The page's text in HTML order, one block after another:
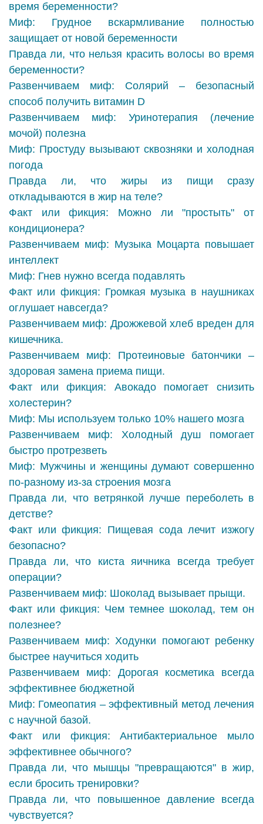
время беременности?
Миф: Грудное вскармливание полностью
защищает от новой беременности
Правда ли, что нельзя красить волосы во время
беременности?
Развенчиваем миф: Солярий – безопасный
способ получить витамин D
Развенчиваем миф: Уринотерапия (лечение
мочой) полезна
Миф: Простуду вызывают сквозняки и холодная
погода
Правда ли, что жиры из пищи сразу
откладываются в жир на теле?
Факт или фикция: Можно ли "простыть" от
кондиционера?
Развенчиваем миф: Музыка Моцарта повышает
интеллект
Миф: Гнев нужно всегда подавлять
Факт или фикция: Громкая музыка в наушниках
оглушает навсегда?
Развенчиваем миф: Дрожжевой хлеб вреден для
кишечника.
Развенчиваем миф: Протеиновые батончики –
здоровая замена приема пищи.
Факт или фикция: Авокадо помогает снизить
холестерин?
Миф: Мы используем только 10% нашего мозга
Развенчиваем миф: Холодный душ помогает
быстро протрезветь
Миф: Мужчины и женщины думают совершенно
по-разному из-за строения мозга
Правда ли, что ветрянкой лучше переболеть в
детстве?
Факт или фикция: Пищевая сода лечит изжогу
безопасно?
Правда ли, что киста яичника всегда требует
операции?
Развенчиваем миф: Шоколад вызывает прыщи.
Факт или фикция: Чем темнее шоколад, тем он
полезнее?
Развенчиваем миф: Ходунки помогают ребенку
быстрее научиться ходить
Развенчиваем миф: Дорогая косметика всегда
эффективнее бюджетной
Миф: Гомеопатия – эффективный метод лечения
с научной базой.
Факт или фикция: Антибактериальное мыло
эффективнее обычного?
Правда ли, что мышцы "превращаются" в жир,
если бросить тренировки?
Правда ли, что повышенное давление всегда
чувствуется?